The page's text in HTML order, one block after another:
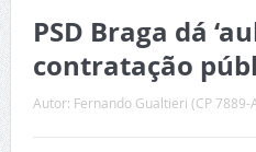
PSD Braga dá
contratação
Autor: Fernando Gualtieri (CP 7889-